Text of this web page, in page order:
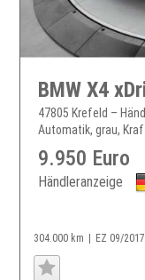
47805 Krefeld –
Automatik, grau,
9.950 Euro
Händleranzeige
304.000 km EZ 09/2017